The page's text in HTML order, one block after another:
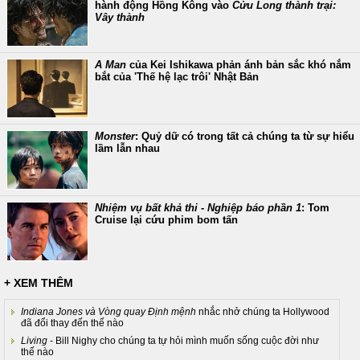
hành động Hồng Kông vào Cửu Long thành trại:
Vây thành
A Man của Kei Ishikawa phản ánh bản sắc khó nắm
bắt của 'Thế hệ lạc trôi' Nhật Bản
Monster: Quỷ dữ có trong tất cả chúng ta từ sự hiểu
lầm lẫn nhau
Nhiệm vụ bất khả thi - Nghiệp báo phần 1: Tom
Cruise lại cứu phim bom tấn
+ XEM THÊM
Indiana Jones và Vòng quay Định mệnh nhắc nhở chúng ta Hollywood
đã đổi thay đến thế nào
Living - Bill Nighy cho chúng ta tự hỏi mình muốn sống cuộc đời như
thế nào